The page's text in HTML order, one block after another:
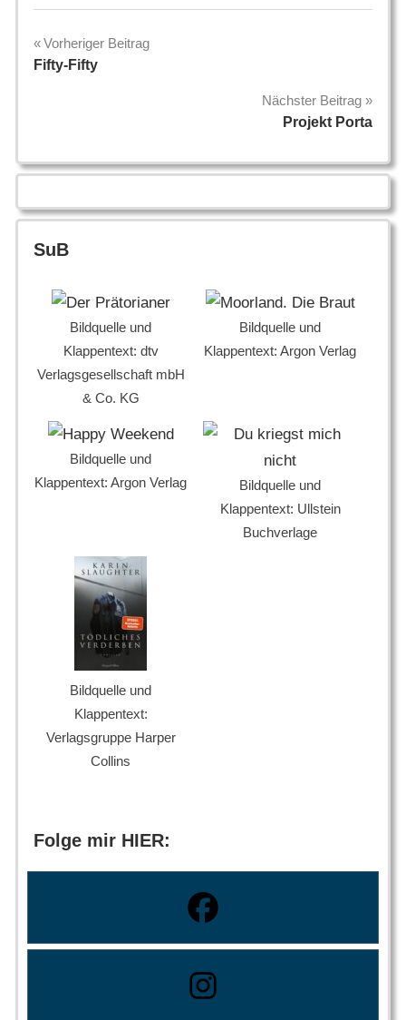
Beitragsnavigation
Vorheriger Beitrag
Fifty-Fifty
Nächster Beitrag
Projekt Porta
SuB
Bildquelle und
Klappentext: dtv
Verlagsgesellschaft mbH
& Co. KG
Bildquelle und
Klappentext: Argon Verlag
Bildquelle und
Klappentext: Argon Verlag
Bildquelle und
Klappentext: Ullstein
Buchverlage
Bildquelle und
Klappentext:
Verlagsgruppe Harper
Collins
Folge mir HIER: